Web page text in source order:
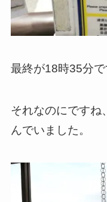
最終が18時35分で
それなのにですね
んでいました。